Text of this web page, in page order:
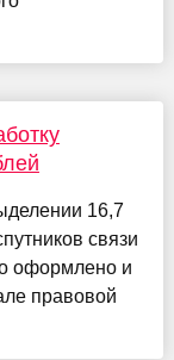
16,7
связи
оформлено и
правовой